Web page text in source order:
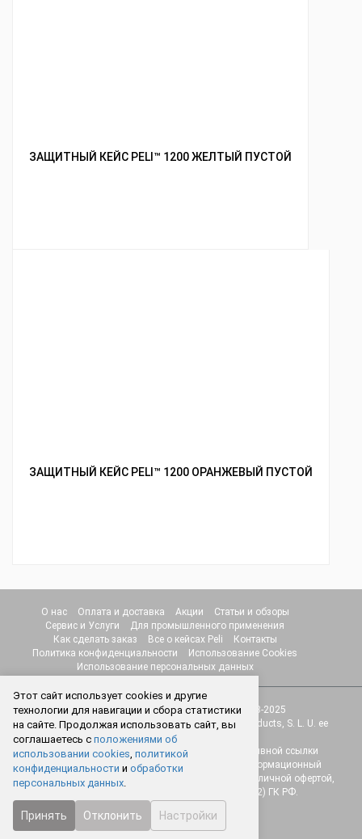
ЗАЩИТНЫЙ КЕЙС PELI™ 1200 ЖЕЛТЫЙ ПУСТОЙ
ЗАЩИТНЫЙ КЕЙС PELI™ 1200 ОРАНЖЕВЫЙ ПУСТОЙ
О нас Оплата и доставка Акции
Статьи и обзоры
Сервис и Услуги
Для промышленного применения
Как сделать заказ
Все о кейсах Peli
Контакты
Политика конфиденциальности
Использование Cookies
Использование персональных данных
© Интернет-магазин "Protect.Studio" 2018-2025
Товарные знаки принадлежат компании Peli Products, S. L. U. ее
основным, дочерним компаниям.
Перепечатка любых материалов сайта без активной ссылки
запрещена! Веб-сайт носит исключительно информационный
характер и ни при каких условиях не является публичной офертой,
определяемой положениями Статьи 437 (2) ГК РФ.
Этот сайт использует cookies и другие
технологии для навигации и сбора статистики
на сайте. Продолжая использовать сайт, вы
соглашаетесь с положениями об
использовании cookies, политикой
конфиденциальности и обработки
персональных данных.
Принять Отклонить Настройки